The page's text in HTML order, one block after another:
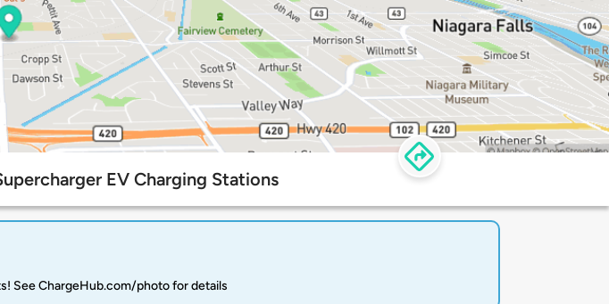
EV Charging Stations
See ChargeHub.com/photo for details